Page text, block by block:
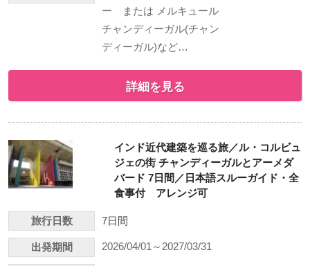
ー または メルキュール
チャンディーガル(チャン
ディーガル)など…
詳細を見る
インド近代建築を巡る旅／ル・コルビュ
ジェの街 チャンディーガルとアーメダ
バード 7日間／日本語スルーガイド・全
食事付 アレンジ可
旅行日数 7日間
出発期間 2026/04/01～2027/03/31